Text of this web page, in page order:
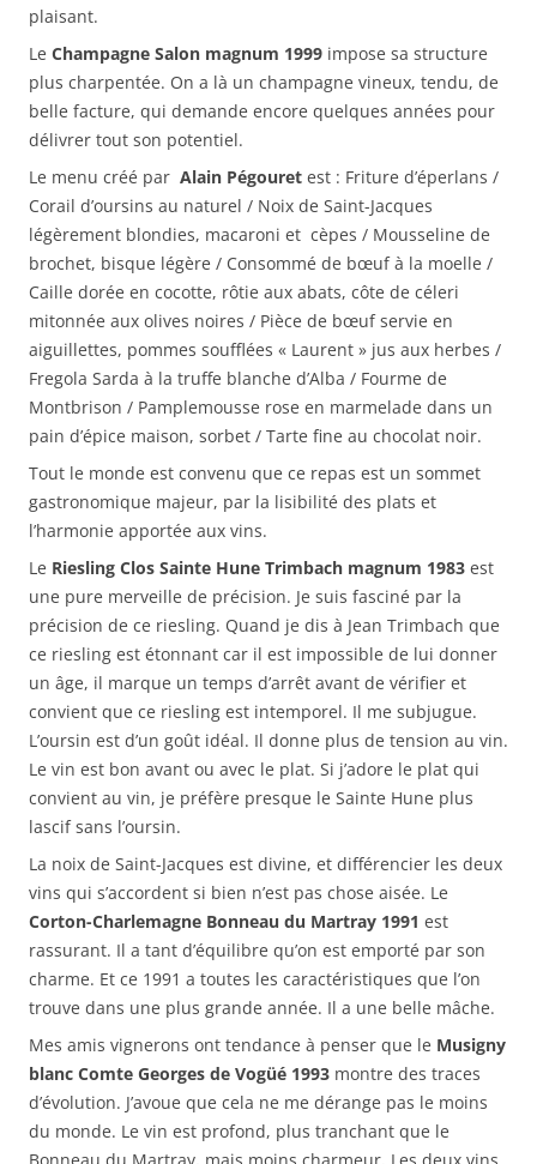
plaisant.
Le Champagne Salon magnum 1999 impose sa structure
plus charpentée. On a là un champagne vineux, tendu, de
belle facture, qui demande encore quelques années pour
délivrer tout son potentiel.
Le menu créé par Alain Pégouret est : Friture d’éperlans /
Corail d’oursins au naturel / Noix de Saint-Jacques
légèrement blondies, macaroni et cèpes / Mousseline de
brochet, bisque légère / Consommé de bœuf à la moelle /
Caille dorée en cocotte, rôtie aux abats, côte de céleri
mitonnée aux olives noires / Pièce de bœuf servie en
aiguillettes, pommes soufflées « Laurent » jus aux herbes /
Fregola Sarda à la truffe blanche d’Alba / Fourme de
Montbrison / Pamplemousse rose en marmelade dans un
pain d’épice maison, sorbet / Tarte fine au chocolat noir.
Tout le monde est convenu que ce repas est un sommet
gastronomique majeur, par la lisibilité des plats et
l’harmonie apportée aux vins.
Le Riesling Clos Sainte Hune Trimbach magnum 1983 est
une pure merveille de précision. Je suis fasciné par la
précision de ce riesling. Quand je dis à Jean Trimbach que
ce riesling est étonnant car il est impossible de lui donner
un âge, il marque un temps d’arrêt avant de vérifier et
convient que ce riesling est intemporel. Il me subjugue.
L’oursin est d’un goût idéal. Il donne plus de tension au vin.
Le vin est bon avant ou avec le plat. Si j’adore le plat qui
convient au vin, je préfère presque le Sainte Hune plus
lascif sans l’oursin.
La noix de Saint-Jacques est divine, et différencier les deux
vins qui s’accordent si bien n’est pas chose aisée. Le
Corton-Charlemagne Bonneau du Martray 1991 est
rassurant. Il a tant d’équilibre qu’on est emporté par son
charme. Et ce 1991 a toutes les caractéristiques que l’on
trouve dans une plus grande année. Il a une belle mâche.
Mes amis vignerons ont tendance à penser que le Musigny
blanc Comte Georges de Vogüé 1993 montre des traces
d’évolution. J’avoue que cela ne me dérange pas le moins
du monde. Le vin est profond, plus tranchant que le